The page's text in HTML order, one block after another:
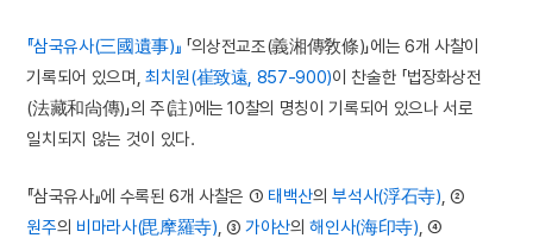
『삼국유사(三國遺事)』 「의상전교조(義湘傳敎條)」에는 6개 사찰이
기록되어 있으며, 최치원(崔致遠, 857-900)이 찬술한 「법장화상전
(法藏和尙傳)」의 주(註)에는 10찰의 명칭이 기록되어 있으나 서로
일치되지 않는 것이 있다.
『삼국유사』에 수록된 6개 사찰은 ① 태백산의부석사(浮石寺) , ②
원주의 비마라사(毘摩羅寺) , ③가야산의해인사(海印寺) , ④